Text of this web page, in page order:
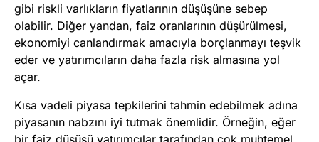
gibi riskli varlıkların fiyatlarının düşüşüne sebep
olabilir. Diğer yandan, faiz oranlarının düşürülmesi,
ekonomiyi canlandırmak amacıyla borçlanmayı teşvik
eder ve yatırımcıların daha fazla risk almasına yol
açar.
Kısa vadeli piyasa tepkilerini tahmin edebilmek adına
piyasanın nabzını iyi tutmak önemlidir. Örneğin, eğer